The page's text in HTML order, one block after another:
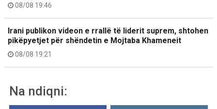
08/08 19:46
Irani publikon videon e rrallë të liderit suprem, shtohen
pikëpyetjet për shëndetin e Mojtaba Khameneit
08/08 19:21
Na ndiqni: